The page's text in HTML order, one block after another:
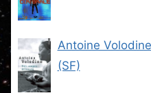
Antoine
(SF)